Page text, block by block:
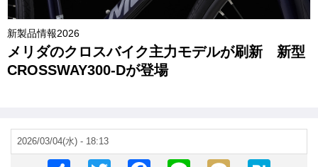
新製品情報2026
メリダのクロスバイク主力モデルが刷新 新型
CROSSWAY300-Dが登場
2026/03/04(水) - 18:13